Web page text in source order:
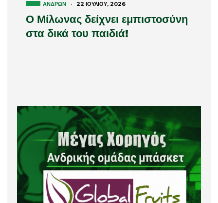
ΑΝΔΡΏΝ · 22 ΙΟΥΛΊΟΥ, 2026
Ο Μίλωνας δείχνει εμπιστοσύνη
στα δικά του παιδιά!